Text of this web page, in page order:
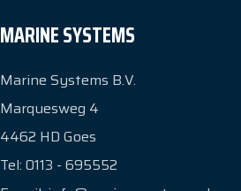
MARINE SYSTEMS
Marine Systems B.V.
Marquesweg 4
4462 HD Goes
Tel: 0113 - 695552